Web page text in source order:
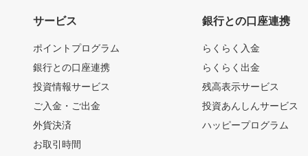
サービス
ポイントプログラム
銀行との口座連携
投資情報サービス
ご入金・ご出金
外貨決済
お取引時間
銀行との口座連携
らくらく入金
らくらく出金
残高表示サービス
投資あんしんサービス
ハッピープログラム